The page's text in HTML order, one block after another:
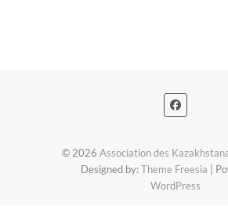
© 2026 Association des
Designed by:Theme Freesia |
WordPress